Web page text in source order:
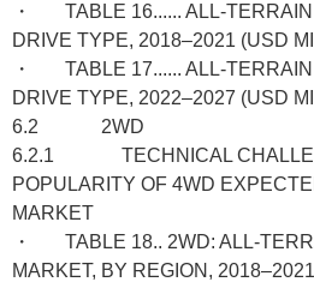
・ TABLE 16...... ALL-TERRAIN
DRIVE TYPE, 2018–2021 (USD
・ TABLE 17...... ALL-TERRAIN
DRIVE TYPE, 2022–2027 (USD
6.2 2WD
6.2.1 TECHNICAL
POPULARITY OF 4WD
MARKET
・ TABLE 18.. 2WD: ALL-
MARKET, BY REGION,